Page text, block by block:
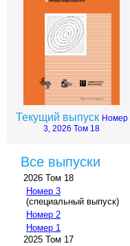
Текущий выпуск Номер
3, 2026 Том 18
Все выпуски
2026 Том 18
Номер 3
(специальный выпуск)
Номер 2
Номер 1
2025 Том 17